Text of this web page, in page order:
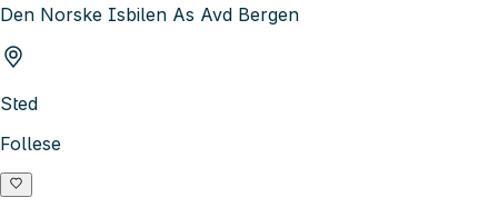
Den Norske Isbilen As Avd Bergen
Sted
Follese